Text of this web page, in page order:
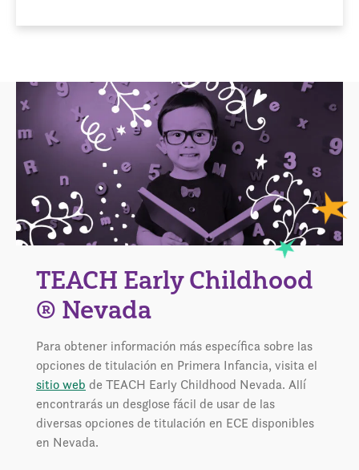
TEACH Early Childhood
® Nevada
Para obtener información más específica sobre las
opciones de titulación en Primera Infancia, visita el
sitio web de TEACH Early Childhood Nevada. Allí
encontrarás un desglose fácil de usar de las
diversas opciones de titulación en ECE disponibles
en Nevada.